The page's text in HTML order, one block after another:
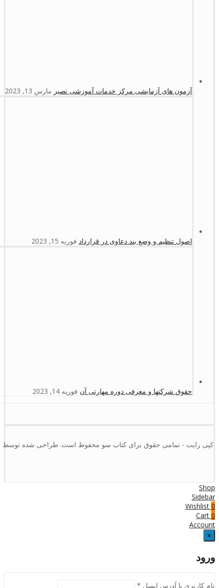
آزمون های آزمایشی مرکز خدمات آموزشی نصیر مارس 13, 2023
اصول تنظیم و وضع بند دعاوی در قرارداد فوریه 15, 2023
حقوق شرکتها و معرفی دوره مهارتی آن فوریه 14, 2023
کپی رایت - تمامی حقوق برای کتاب سو محفوظ است. طراحی شده
Shop
Sidebar
0
Wishlist
0
Cart
Account
×
ورود
نام کاربری یا آدرس ایمیل *